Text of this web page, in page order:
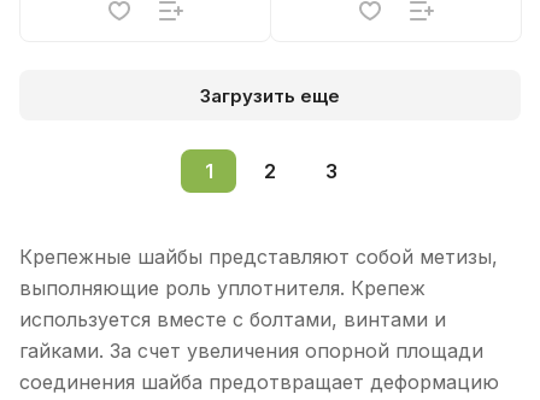
Загрузить еще
1 2 3
Крепежные шайбы представляют собой метизы,
выполняющие роль уплотнителя. Крепеж
используется вместе с болтами, винтами и
гайками. За счет увеличения опорной площади
соединения шайба предотвращает деформацию